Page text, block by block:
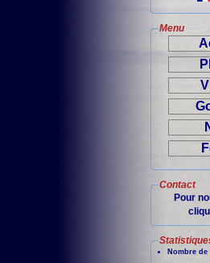
Menu
Contact
Pour
Nombre de